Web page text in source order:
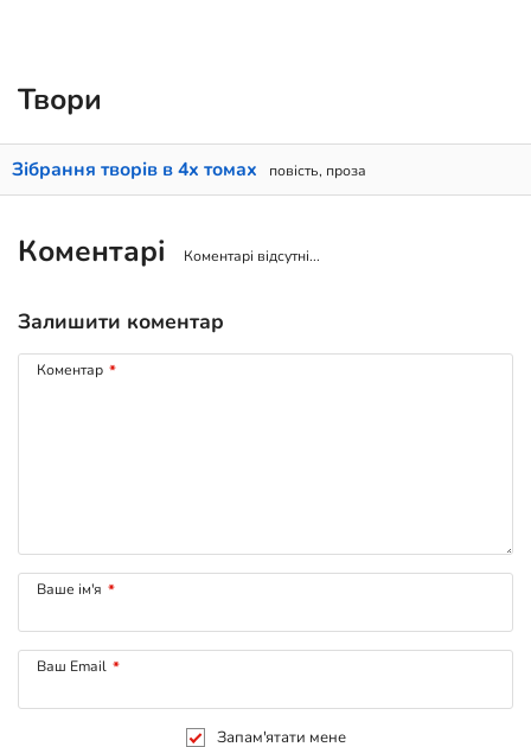
Твори
Зібрання творів в 4х томах повість, проза
Коментарі Коментарі відсутні...
Залишити коментар
Коментар *
Ваше ім'я *
Ваш Email *
Запам'ятати мене